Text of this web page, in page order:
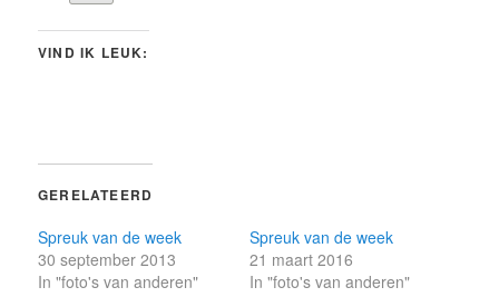
VIND IK LEUK:
GERELATEERD
Spreuk van de week
30 september 2013
In "foto's van anderen"
Spreuk van de week
21 maart 2016
In "foto's van anderen"